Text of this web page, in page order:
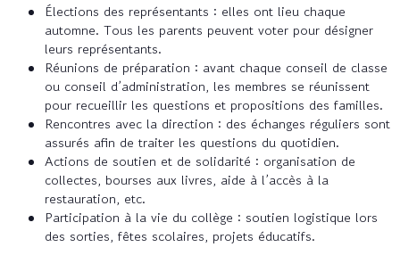
Élections des représentants : elles ont lieu chaque
automne. Tous les parents peuvent voter pour désigner
leurs représentants.
Réunions de préparation : avant chaque conseil de classe
ou conseil d’administration, les membres se réunissent
pour recueillir les questions et propositions des familles.
Rencontres avec la direction : des échanges réguliers sont
assurés afin de traiter les questions du quotidien.
Actions de soutien et de solidarité : organisation de
collectes, bourses aux livres, aide à l’accès à la
restauration, etc.
Participation à la vie du collège : soutien logistique lors
des sorties, fêtes scolaires, projets éducatifs.